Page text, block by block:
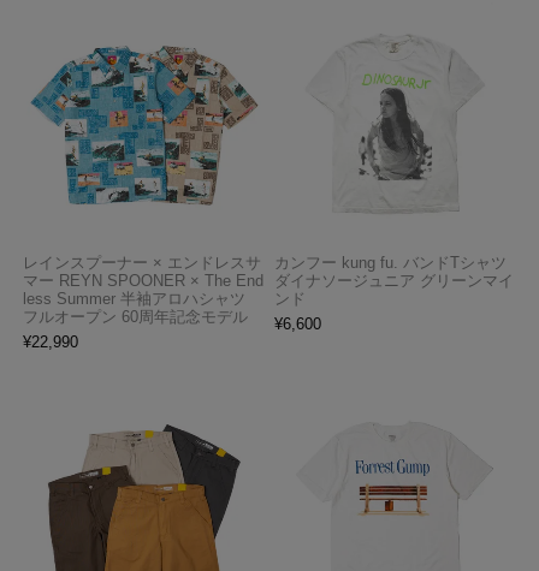
レインスプーナー × エンドレスサ
マー REYN SPOONER × The End
less Summer 半袖アロハシャツ
フルオープン 60周年記念モデル
¥22,990
カンフー kung fu. バンドTシャツ
ダイナソージュニア グリーンマイ
ンド
¥6,600